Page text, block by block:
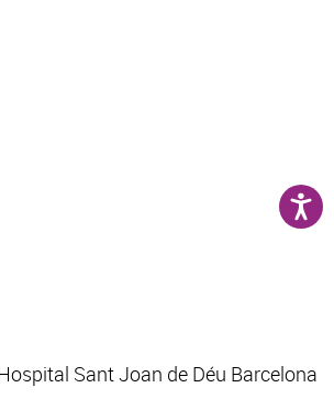
Sant Joan de Déu Barcelona